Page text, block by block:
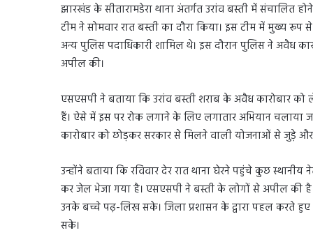
झारखंड के सीतारामडेरा थाना अंतर्गत उरांव बस्ती में
टीम ने सोमवार रात बस्ती का दौरा किया। इस टीम में मुख्य
अन्य पुलिस पदाधिकारी शामिल थे। इस दौरान पुलिस ने अवैध
अपील की।
एसएसपी ने बताया कि उरांव बस्ती शराब के अवैध कारोबार
हैं। ऐसे में इस पर रोक लगाने के लिए लगातार अभियान चलाया
कारोबार को छोड़कर सरकार से मिलने वाली योजनाओं से जुड़े
उन्होंने बताया कि रविवार देर रात थाना घेरने पहुंचे कुछ
कर जेल भेजा गया है। एसएसपी ने बस्ती के लोगों से अपील की
उनके बच्चे पढ़-लिख सके। जिला प्रशासन के द्वारा पहल करते हुए
सके।